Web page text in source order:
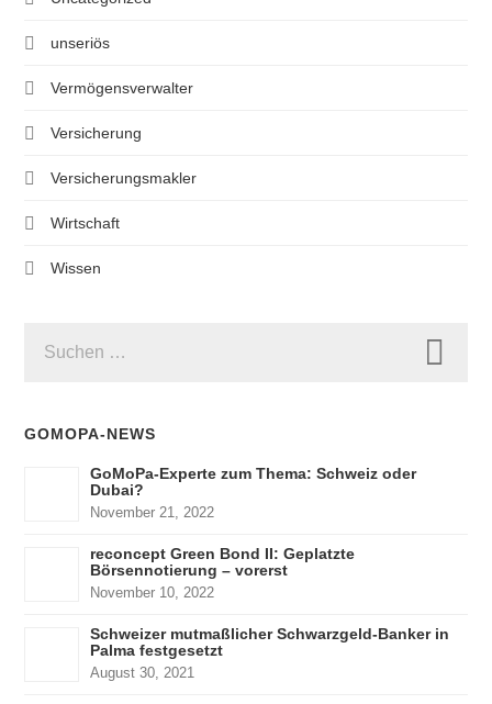
unseriös
Vermögensverwalter
Versicherung
Versicherungsmakler
Wirtschaft
Wissen
NACH:
GOMOPA-NEWS
GoMoPa-Experte zum Thema: Schweiz oder
Dubai?
November 21, 2022
reconcept Green Bond II: Geplatzte
Börsennotierung – vorerst
November 10, 2022
Schweizer mutmaßlicher Schwarzgeld-Banker in
Palma festgesetzt
August 30, 2021